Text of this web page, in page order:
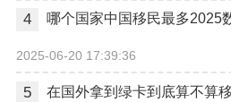
4 哪个国家中国移民最多2025
2025-06-20 17:39:36
5